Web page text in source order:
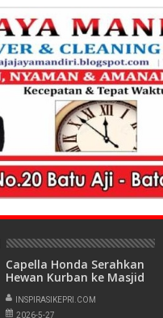
Capella Honda Serahkan
Hewan Kurban ke Masjid
Al Multazam
Tanjungpinang
INSPIRASIKEPRI.COM
2026-5-27